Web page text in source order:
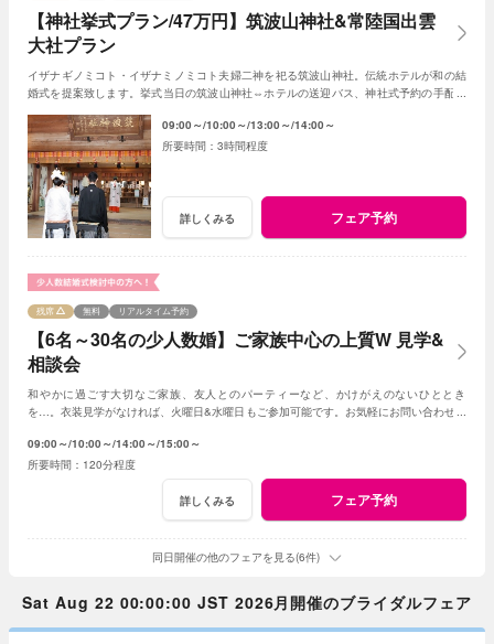
【神社挙式プラン/47万円】筑波山神社&常陸国出雲
大社プラン
イザナギノミコト・イザナミノミコト夫婦二神を祀る筑波山神社。伝統ホテルが和の結
婚式を提案致します。挙式当日の筑波山神社⇔ホテルの送迎バス、神社式予約の手配も
09:00～ 10:00～ 13:00～ 14:00～
3時間程度
詳しくみる フェア予約
【6名～30名の少人数婚】ご家族中心の上質W 見学&
相談会
残席 無料 リアルタイム予約
和やかに過ごす大切なご家族、友人とのパーティーなど、かけがえのないひととき
を…。衣装見学がなければ、火曜日&水曜日もご参加可能です。お気軽にお問い合わせく
09:00～ 10:00～ 14:00～ 15:00～
120分程度
詳しくみる フェア予約
同日開催の他のフェアを見る(6件)
Sat Aug 22 00:00:00 JST 2026月開催のブライダルフェア